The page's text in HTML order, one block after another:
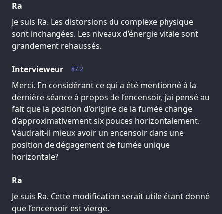
Ra
Je suis Ra. Les distorsions du complexe physique
sont inchangées. Les niveaux d’énergie vitale sont
grandement rehaussés.
87.2
Intervieweur
Merci. En considérant ce qui a été mentionné à la
dernière séance à propos de l’encensoir, j’ai pensé au
fait que la position d’origine de la fumée change
d’approximativement six pouces horizontalement.
Vaudrait-il mieux avoir un encensoir dans une
position de dégagement de fumée unique
horizontale?
Ra
Je suis Ra. Cette modification serait utile étant donné
que l’encensoir est vierge.